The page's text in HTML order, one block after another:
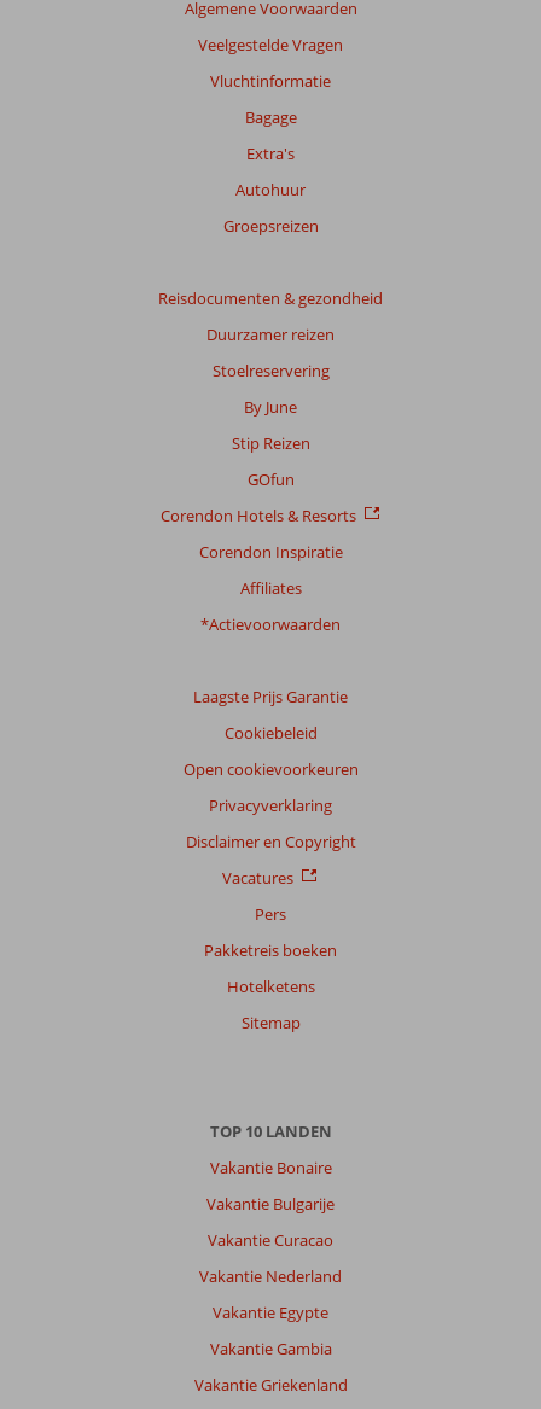
Algemene Voorwaarden
Veelgestelde Vragen
Vluchtinformatie
Bagage
Extra's
Autohuur
Groepsreizen
Reisdocumenten & gezondheid
Duurzamer reizen
Stoelreservering
By June
Stip Reizen
GOfun
Corendon Hotels & Resorts
Corendon Inspiratie
Affiliates
*Actievoorwaarden
Laagste Prijs Garantie
Cookiebeleid
Open cookievoorkeuren
Privacyverklaring
Disclaimer en Copyright
Vacatures
Pers
Pakketreis boeken
Hotelketens
Sitemap
TOP 10 LANDEN
Vakantie Bonaire
Vakantie Bulgarije
Vakantie Curacao
Vakantie Nederland
Vakantie Egypte
Vakantie Gambia
Vakantie Griekenland